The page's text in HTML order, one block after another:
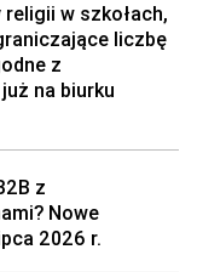
w szkołach,
liczbę
z
na biurku
z
Nowe
2026 r.